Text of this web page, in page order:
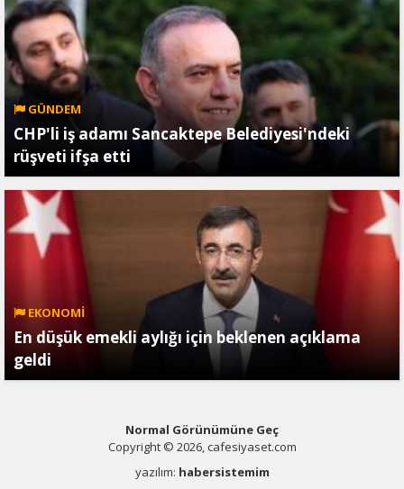
GÜNDEM
CHP'li iş adamı Sancaktepe Belediyesi'ndeki
rüşveti ifşa etti
EKONOMİ
En düşük emekli aylığı için beklenen açıklama
geldi
Normal Görünümüne Geç
Copyright © 2026, cafesiyaset.com
yazılım: habersistemim